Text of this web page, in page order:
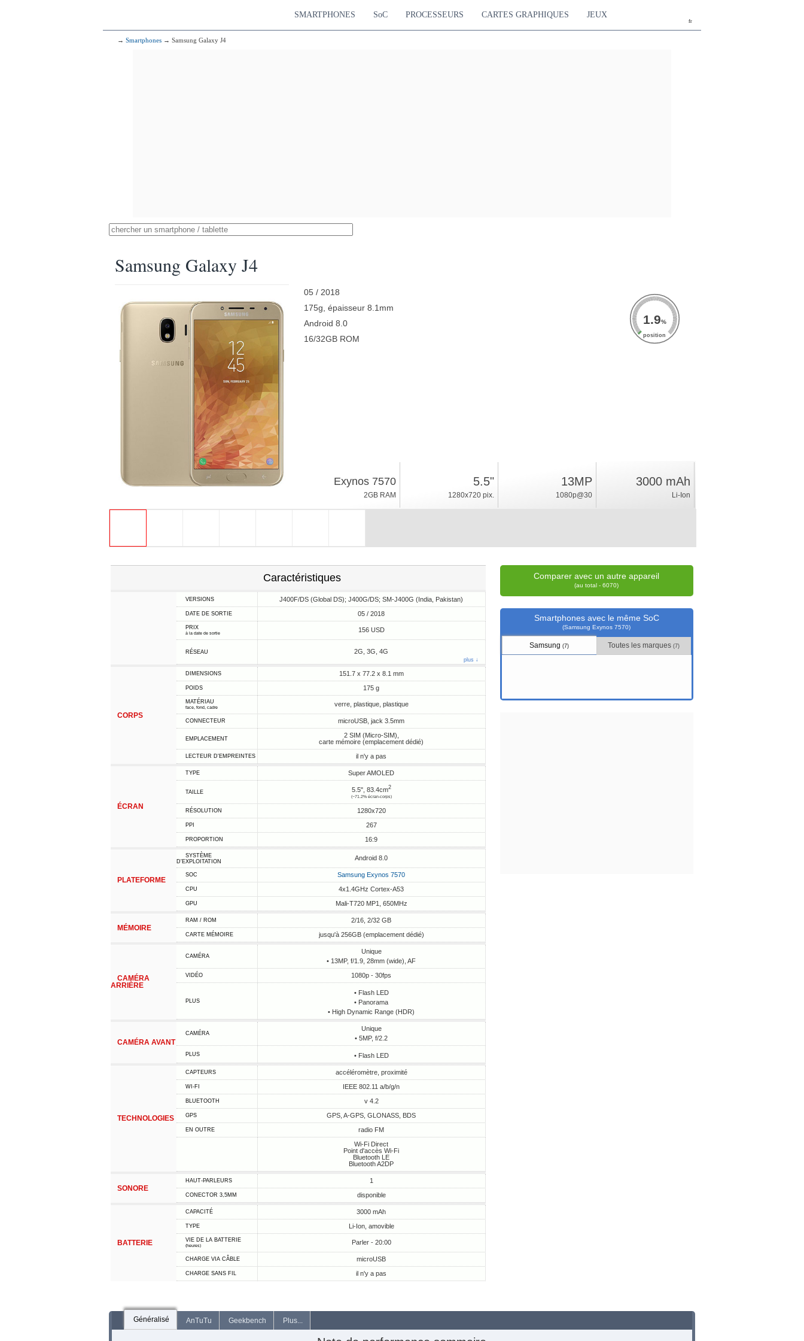
fr
SMARTPHONES SoC PROCESSEURS CARTES GRAPHIQUES JEUX
→ Smartphones → Samsung Galaxy J4
Samsung Galaxy J4
05 / 2018
175g, épaisseur 8.1mm
Android 8.0
16/32GB ROM
1.9%
position
Exynos 7570
2GB RAM
5.5"
1280x720 pix.
13MP
1080p@30
3000 mAh
Li-Ion
Caractéristiques
VERSIONS J400F/DS (Global DS); J400G/DS; SM-J400G (India, Pakistan)
DATE DE SORTIE 05 / 2018
PRIX
à la date de sortie 156 USD
RÉSEAU 2G, 3G, 4G
plus ↓
CORPS
DIMENSIONS 151.7 x 77.2 x 8.1 mm
POIDS 175 g
MATÉRIAU
face, fond, cadre verre, plastique, plastique
CONNECTEUR microUSB, jack 3.5mm
EMPLACEMENT
2 SIM (Micro-SIM),
carte mémoire (emplacement dédié)
LECTEUR D'EMPREINTES il n'y a pas
ÉCRAN
TYPE Super AMOLED
TAILLE 5.5", 83.4cm2
(~71.2% écran-corps)
RÉSOLUTION 1280x720
PPI 267
PROPORTION 16:9
PLATEFORME
SYSTÈME
D'EXPLOITATION
Android 8.0
SOC Samsung Exynos 7570
CPU 4x1.4GHz Cortex-A53
GPU Mali-T720 MP1, 650MHz
MÉMOIRE
RAM / ROM 2/16, 2/32 GB
CARTE MÉMOIRE jusqu'à 256GB (emplacement dédié)
CAMÉRA
ARRIÈRE
CAMÉRA
Unique
• 13MP, f/1.9, 28mm (wide), AF
VIDÉO 1080p - 30fps
PLUS
• Flash LED
• Panorama
• High Dynamic Range (HDR)
CAMÉRA AVANT
CAMÉRA
Unique
• 5MP, f/2.2
PLUS • Flash LED
TECHNOLOGIES
CAPTEURS accéléromètre, proximité
WI-FI IEEE 802.11 a/b/g/n
BLUETOOTH v 4.2
GPS GPS, A-GPS, GLONASS, BDS
EN OUTRE
radio FM
Wi-Fi Direct
Point d'accès Wi-Fi
Bluetooth LE
Bluetooth A2DP
SONORE
HAUT-PARLEURS 1
CONECTOR 3,5MM disponible
BATTERIE
CAPACITÉ 3000 mAh
TYPE Li-Ion, amovible
VIE DE LA BATTERIE
(heures) Parler - 20:00
CHARGE VIA CÂBLE microUSB
CHARGE SANS FIL il n'y a pas
Comparer avec un autre appareil
(au total - 6070)
Smartphones avec le même SoC
(Samsung Exynos 7570)
Samsung(7) Toutes les marques(7)
Généralisé AnTuTu Geekbench Plus...